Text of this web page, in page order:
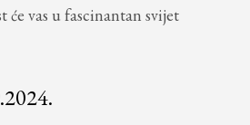
će vas u fascinantan svijet